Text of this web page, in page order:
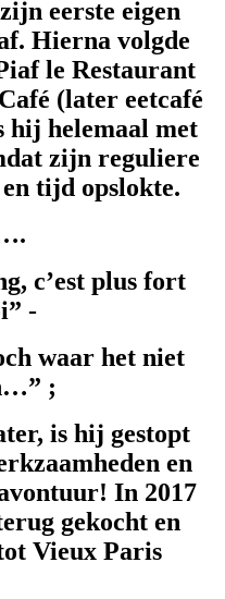
eerste eigen
Hierna volgde
le Restaurant
(later eetcafé
hij helemaal met
zijn reguliere
tijd opslokte.
c’est plus fort
-
waar het niet
;
is hij gestopt
en
In 2017
gekocht en
Vieux Paris